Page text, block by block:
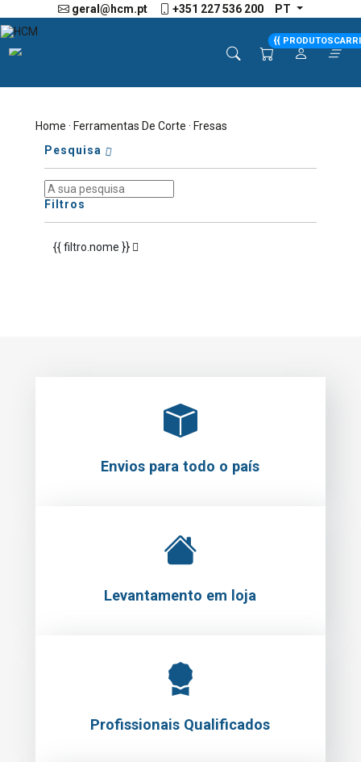
geral@hcm.pt +351 227 536 200 PT
{{
Home ·Ferramentas De Corte · Fresas
Pesquisa
Filtros
{{ filtro.nome }}
Envios para todo o país
Levantamento em loja
Profissionais Qualificados